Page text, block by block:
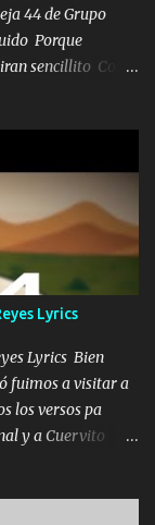
44 de Grupo
Porque
sencillito Con
ya van sonando
mente y
como empezamos
y bajas La carreta
cosas Y
Hay que
es...
Lyrics
Lyrics Bien
fuimos a visitar a
los versos pa
y a Cuervito